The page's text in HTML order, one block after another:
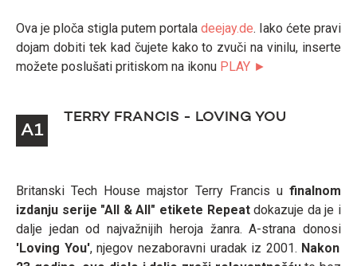
Ova je ploča stigla putem portala deejay.de. Iako ćete pravi
dojam dobiti tek kad čujete kako to zvuči na vinilu, inserte
možete poslušati pritiskom na ikonu PLAY ►
A1
TERRY FRANCIS - LOVING YOU
Britanski Tech House majstor Terry Francis u finalnom
izdanju serije "All & All" etikete Repeatdokazuje da je i
dalje jedan od najvažnijih heroja žanra. A-strana donosi
'Loving You', njegov nezaboravni uradak iz 2001. Nakon